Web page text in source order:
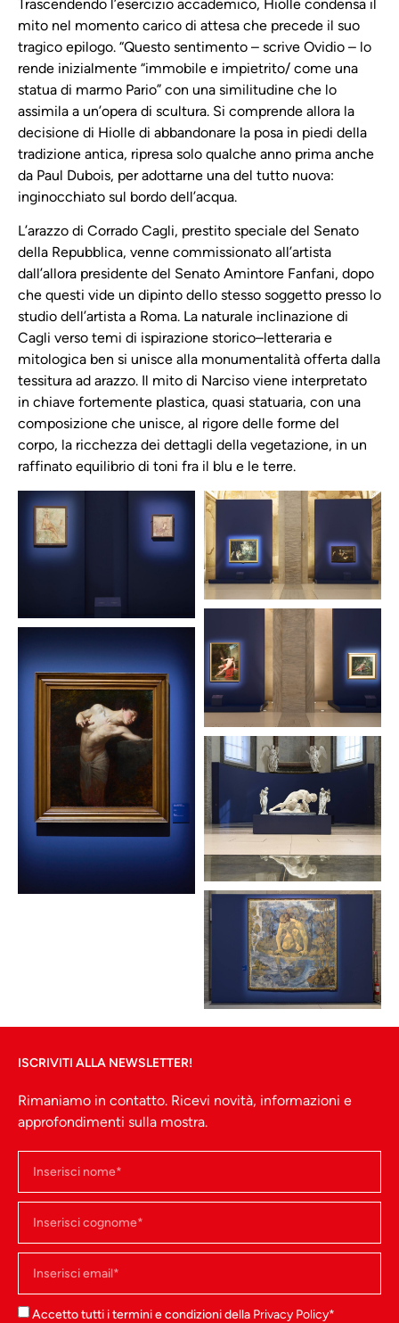
Trascendendo l’esercizio accademico, Hiolle condensa il
mito nel momento carico di attesa che precede il suo
tragico epilogo. “Questo sentimento – scrive Ovidio – lo
rende inizialmente “immobile e impietrito/ come una
statua di marmo Pario” con una similitudine che lo
assimila a un’opera di scultura. Si comprende allora la
decisione di Hiolle di abbandonare la posa in piedi della
tradizione antica, ripresa solo qualche anno prima anche
da Paul Dubois, per adottarne una del tutto nuova:
inginocchiato sul bordo dell’acqua.
L’arazzo di Corrado Cagli, prestito speciale del Senato
della Repubblica, venne commissionato all’artista
dall’allora presidente del Senato Amintore Fanfani, dopo
che questi vide un dipinto dello stesso soggetto presso lo
studio dell’artista a Roma. La naturale inclinazione di
Cagli verso temi di ispirazione storico–letteraria e
mitologica ben si unisce alla monumentalità offerta dalla
tessitura ad arazzo. Il mito di Narciso viene interpretato
in chiave fortemente plastica, quasi statuaria, con una
composizione che unisce, al rigore delle forme del
corpo, la ricchezza dei dettagli della vegetazione, in un
raffinato equilibrio di toni fra il blu e le terre.
ISCRIVITI ALLA NEWSLETTER!
Rimaniamo in contatto. Ricevi novità, informazioni e
approfondimenti sulla mostra.
Accetto tutti i termini e condizioni della Privacy Policy*